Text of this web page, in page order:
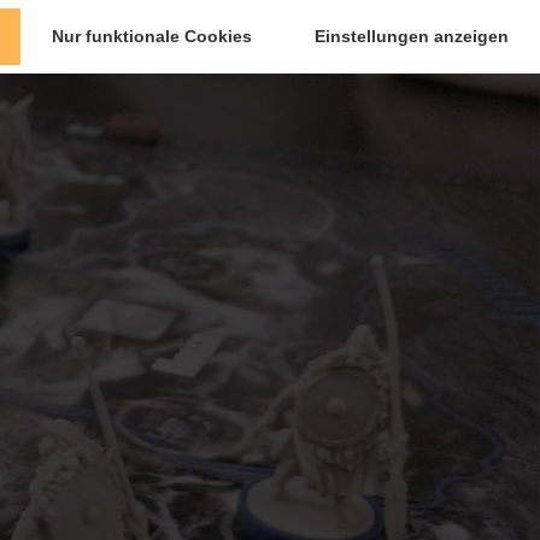
Nur funktionale Cookies Einstellungen anzeigen